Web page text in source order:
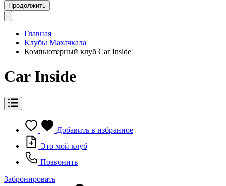
Продолжить
Главная
Клубы Махачкала
Компьютерный клуб Car Inside
Car Inside
Добавить в избранное
Это мой клуб
Позвонить
Забронировать